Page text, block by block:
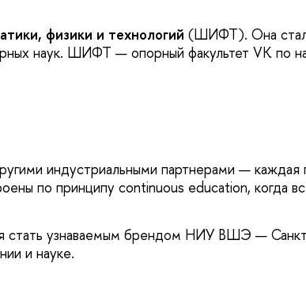
физики и технологий (ШИФТ). Она
наук. ШИФТ — опорный факультет VK по
индустриальными партнерами —
по принципу continuous education, когда
стать узнаваемым брендом НИУ ВШЭ —
и науке.